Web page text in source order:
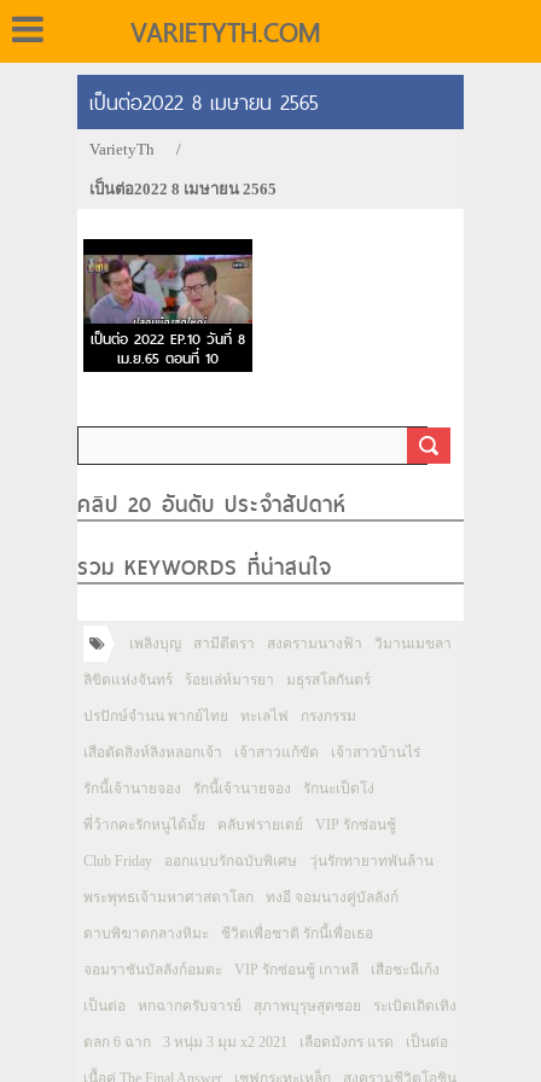
VARIETYTH.COM
เป็นต่อ2022 8 เมษายน 2565
VarietyTh /
เป็นต่อ2022 8 เมษายน 2565
เป็นต่อ 2022 EP.10 วันที่ 8
เม.ย.65 ตอนที่ 10
คลิป 20 อันดับ ประจำสัปดาห์
รวม KEYWORDS ที่น่าสนใจ
เพลิงบุญ สามีตีตรา สงครามนางฟ้า วิมานเมขลา
ลิขิตแห่งจันทร์ ร้อยเล่ห์มารยา มธุรสโลกันตร์
ปรปักษ์จำนน พากย์ไทย ทะเลไฟ กรงกรรม
เสือตัดสิงห์ลิงหลอกเจ้า เจ้าสาวแก้ขัด เจ้าสาวบ้านไร่
รักนี้เจ้านายจอง รักนี้เจ้านายจอง รักนะเป็ดโง่
พี่ว้ากคะรักหนูได้มั้ย คลับฟรายเดย์ VIP รักซ่อนชู้
Club Friday ออกแบบรักฉบับพิเศษ วุ่นรักทายาทพันล้าน
พระพุทธเจ้ามหาศาสดาโลก ทงอี จอมนางคู่บัลลังก์
ดาบพิฆาตกลางหิมะ ชีวิตเพื่อชาติ รักนี้เพื่อเธอ
จอมราชันบัลลังก์อมตะ VIP รักซ่อนชู้ เกาหลี เสือชะนีเก้ง
เป็นต่อ หกฉากครับจารย์ สุภาพบุรุษสุดซอย ระเบิดเถิดเทิง
ตลก 6 ฉาก 3 หนุ่ม 3 มุม x2 2021 เลือดมังกร แรด เป็นต่อ
เนื้อคู่ The Final Answer เชฟกระทะเหล็ก สงครามชีวิตโอชิน